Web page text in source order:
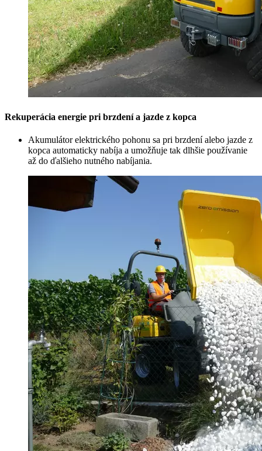
Rekuperácia energie pri brzdení a jazde z kopca
Akumulátor elektrického pohonu sa pri brzdení alebo jazde z
kopca automaticky nabíja a umožňuje tak dlhšie používanie
až do ďalšieho nutného nabíjania.